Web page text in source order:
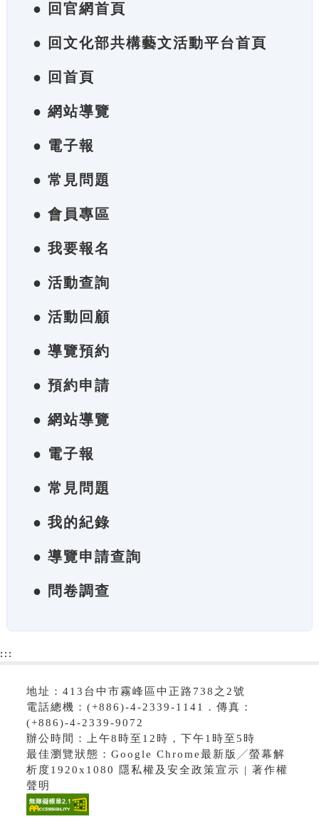
● 回官網首頁
● 回文化部共構藝文活動平台首頁
● 回首頁
● 網站導覽
● 電子報
● 常見問題
● 會員專區
● 我要報名
● 活動查詢
● 活動回顧
● 導覽預約
● 預約申請
● 網站導覽
● 電子報
● 常見問題
● 我的紀錄
● 導覽申請查詢
● 問卷調查
:::
地址：413台中市霧峰區中正路738之2號
電話總機：(+886)-4-2339-1141．傳真：
(+886)-4-2339-9072
辦公時間：上午8時至12時，下午1時至5時
最佳瀏覽狀態：Google Chrome最新版╱螢幕解
析度1920x1080 隱私權及安全政策宣示 | 著作權
聲明